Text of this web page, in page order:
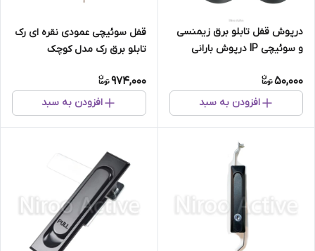
درپوش قفل تابلو برق زیمنسی
و سوئیچی IP درپوش بارانی
50,000
افزودن به سبد
قفل سوئیچی عمودی نقره ای رک
تابلو برق رک مدل کوچک
974,000
افزودن به سبد